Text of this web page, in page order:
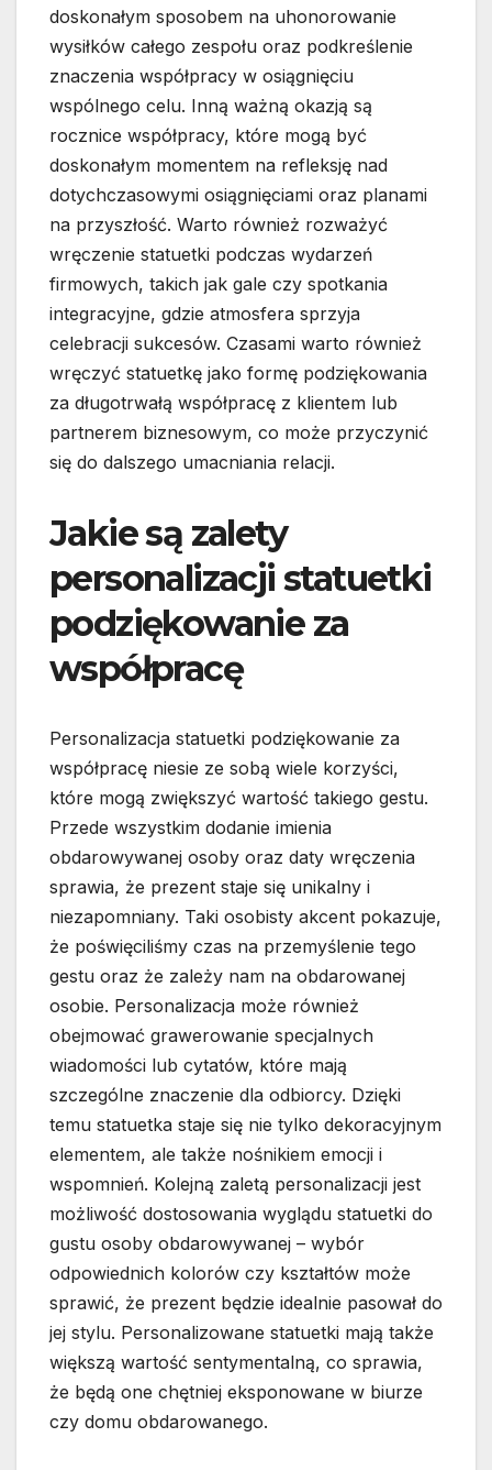
doskonałym sposobem na uhonorowanie
wysiłków całego zespołu oraz podkreślenie
znaczenia współpracy w osiągnięciu
wspólnego celu. Inną ważną okazją są
rocznice współpracy, które mogą być
doskonałym momentem na refleksję nad
dotychczasowymi osiągnięciami oraz planami
na przyszłość. Warto również rozważyć
wręczenie statuetki podczas wydarzeń
firmowych, takich jak gale czy spotkania
integracyjne, gdzie atmosfera sprzyja
celebracji sukcesów. Czasami warto również
wręczyć statuetkę jako formę podziękowania
za długotrwałą współpracę z klientem lub
partnerem biznesowym, co może przyczynić
się do dalszego umacniania relacji.
Jakie są zalety
personalizacji statuetki
podziękowanie za
współpracę
Personalizacja statuetki podziękowanie za
współpracę niesie ze sobą wiele korzyści,
które mogą zwiększyć wartość takiego gestu.
Przede wszystkim dodanie imienia
obdarowywanej osoby oraz daty wręczenia
sprawia, że prezent staje się unikalny i
niezapomniany. Taki osobisty akcent pokazuje,
że poświęciliśmy czas na przemyślenie tego
gestu oraz że zależy nam na obdarowanej
osobie. Personalizacja może również
obejmować grawerowanie specjalnych
wiadomości lub cytatów, które mają
szczególne znaczenie dla odbiorcy. Dzięki
temu statuetka staje się nie tylko dekoracyjnym
elementem, ale także nośnikiem emocji i
wspomnień. Kolejną zaletą personalizacji jest
możliwość dostosowania wyglądu statuetki do
gustu osoby obdarowywanej – wybór
odpowiednich kolorów czy kształtów może
sprawić, że prezent będzie idealnie pasował do
jej stylu. Personalizowane statuetki mają także
większą wartość sentymentalną, co sprawia,
że będą one chętniej eksponowane w biurze
czy domu obdarowanego.